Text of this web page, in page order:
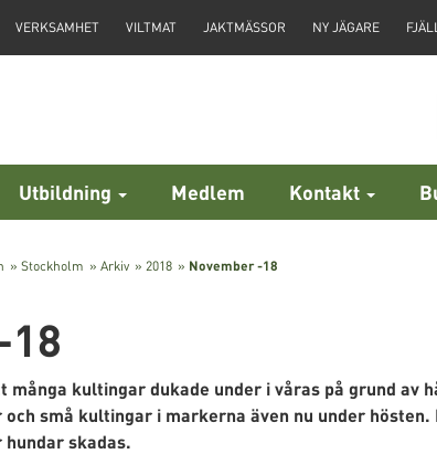
VERKSAMHET VILTMAT JAKTMÄSSOR NY JÄGARE
Utbildning Medlem Kontakt
» Stockholm » Arkiv » 2018 » November -18
många kultingar dukade under i våras på grund
små kultingar i markerna även nu under
skadas.